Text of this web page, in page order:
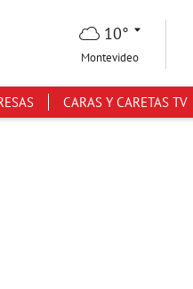
10°
Montevideo
CARAS Y CARETAS TV